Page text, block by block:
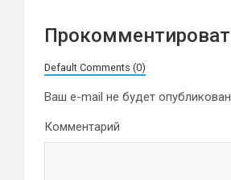
Default Comments (0)
Ваш e-mail не будет
Комментарий